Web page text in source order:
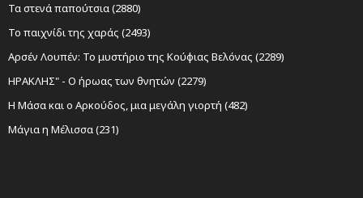
Τα στενά παπούτσια (2880)
Το παιχνίδι της χαράς (2493)
Αρσέν Λουπέν: Το μυστήριο της Κούφιας Βελόνας (2289)
ΗΡΑΚΛΗΣ" - Ο ήρωας των θνητών (2279)
Η Μάσα και ο Αρκούδος, μια μεγάλη γιορτή (482)
Μάγια η Μέλισσα (231)